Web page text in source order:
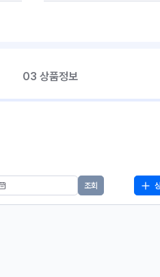
03 상품정보
조회